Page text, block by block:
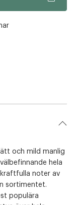
och mild manlig
hela
noter av
sortimentet.
populära